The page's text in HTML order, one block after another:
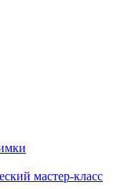
мастер-класс